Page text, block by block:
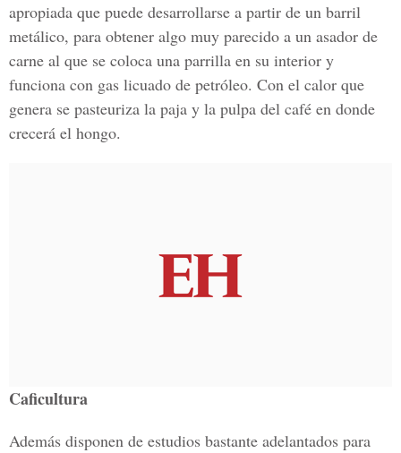
apropiada que puede desarrollarse a partir de un barril
metálico, para obtener algo muy parecido a un asador de
carne al que se coloca una parrilla en su interior y
funciona con gas licuado de petróleo. Con el calor que
genera se pasteuriza la paja y la pulpa del café en donde
crecerá el hongo.
Caficultura
Además disponen de estudios bastante adelantados para